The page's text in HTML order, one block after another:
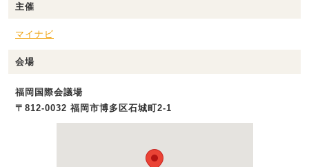
主催
マイナビ
会場
福岡国際会議場
〒812-0032 福岡市博多区石城町2-1